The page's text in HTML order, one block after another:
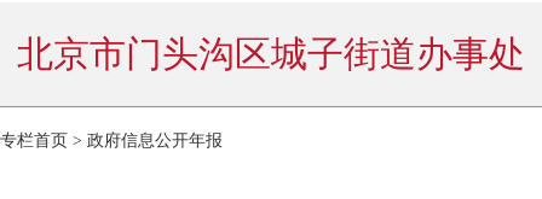
北京市门头沟区城子街道办事处
专栏首页 > 政府信息公开年报